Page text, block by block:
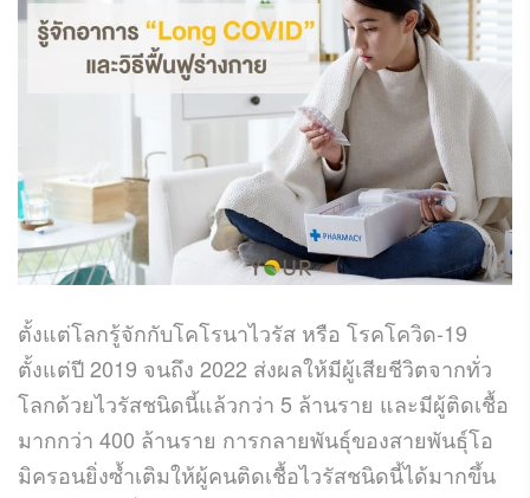
ตั้งแต่โลกรู้จักกับโคโรนาไวรัส หรือ โรคโควิด-19
ตั้งแต่ปี 2019 จนถึง 2022 ส่งผลให้มีผู้เสียชีวิตจากทั่ว
โลกด้วยไวรัสชนิดนี้แล้วกว่า 5 ล้านราย และมีผู้ติดเชื้อ
มากกว่า 400 ล้านราย การกลายพันธุ์ของสายพันธุ์โอ
มิครอนยิ่งซ้ำเติมให้ผู้คนติดเชื้อไวรัสชนิดนี้ได้มากขึ้น